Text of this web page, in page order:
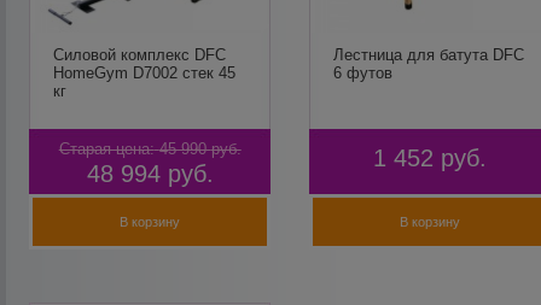
Силовой комплекс DFC
HomeGym D7002 стек 45
кг
Старая цена: 45 990 руб.
48 994 руб.
В корзину
Лестница для батута DFC
6 футов
1 452 руб.
В корзину